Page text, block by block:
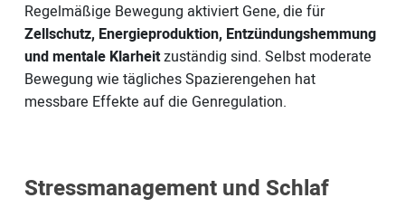
Regelmäßige Bewegung aktiviert Gene, die für
Zellschutz, Energieproduktion, Entzündungshemmung
und mentale Klarheitzuständig sind. Selbst moderate
Bewegung wie tägliches Spazierengehen hat
messbare Effekte auf die Genregulation.
Stressmanagement und Schlaf